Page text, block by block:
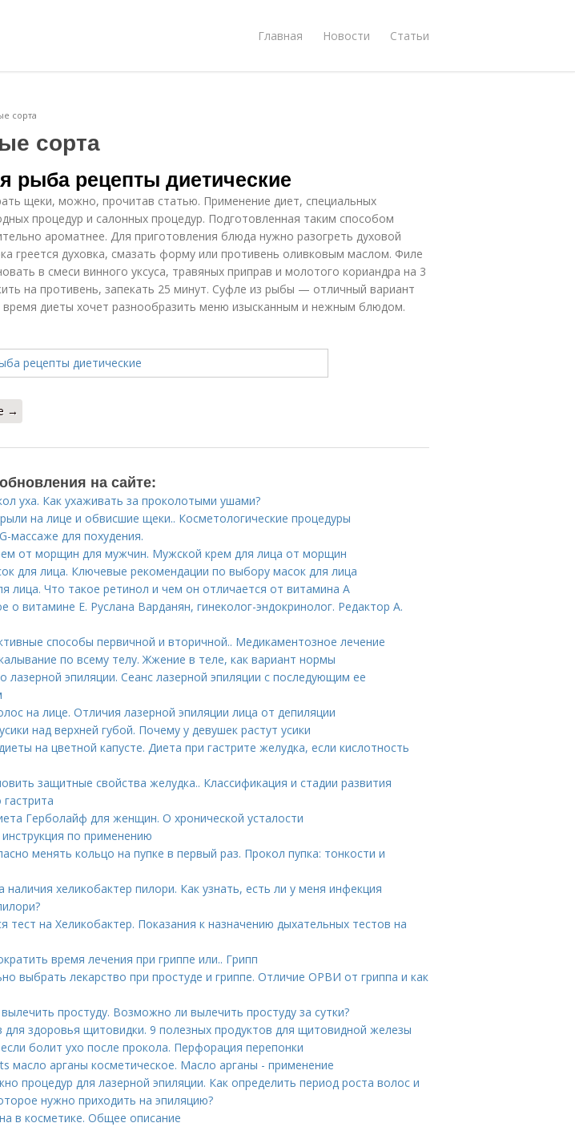
Главная Новости Статьи
сорта
сорта
рыба рецепты диетические
щеки, можно, прочитав статью. Применение диет, специальных
процедур и салонных процедур. Подготовленная таким способом
ароматнее. Для приготовления блюда нужно разогреть духовой
греется духовка, смазать форму или противень оливковым маслом. Филе
в смеси винного уксуса, травяных приправ и молотого кориандра на 3
на противень, запекать 25 минут. Суфле из рыбы — отличный вариант
время диеты хочет разнообразить меню изысканным и нежным блюдом.
→
на сайте:
уха. Как ухаживать за проколотыми ушами?
на лице и обвисшие щеки.. Косметологические процедуры
массаже для похудения.
от морщин для мужчин. Мужской крем для лица от морщин
для лица. Ключевые рекомендации по выбору масок для лица
лица. Что такое ретинол и чем он отличается от витамина А
о витамине Е. Руслана Варданян, гинеколог-эндокринолог. Редактор А.
способы первичной и вторичной.. Медикаментозное лечение
по всему телу. Жжение в теле, как вариант нормы
лазерной эпиляции. Сеанс лазерной эпиляции с последующим ее
на лице. Отличия лазерной эпиляции лица от депиляции
над верхней губой. Почему у девушек растут усики
на цветной капусте. Диета при гастрите желудка, если кислотность
защитные свойства желудка.. Классификация и стадии развития
Герболайф для женщин. О хронической усталости
по применению
менять кольцо на пупке в первый раз. Прокол пупка: тонкости и
наличия хеликобактер пилори. Как узнать, есть ли у меня инфекция
тест на Хеликобактер. Показания к назначению дыхательных тестов на
время лечения при гриппе или.. Грипп
выбрать лекарство при простуде и гриппе. Отличие ОРВИ от гриппа и как
простуду. Возможно ли вылечить простуду за сутки?
для здоровья щитовидки. 9 полезных продуктов для щитовидной железы
болит ухо после прокола. Перфорация перепонки
масло арганы косметическое. Масло арганы - применение
процедур для лазерной эпиляции. Как определить период роста волос и
нужно приходить на эпиляцию?
в косметике. Общее описание